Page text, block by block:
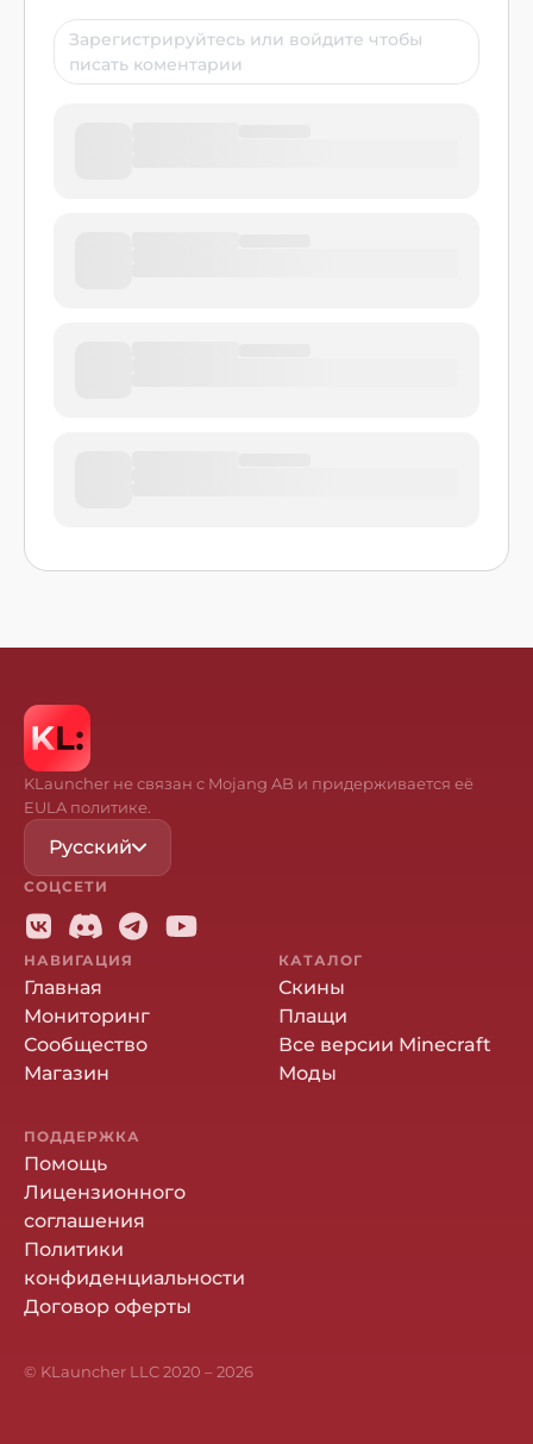
KLauncher не связан с Mojang AB и придерживается её
EULA политике.
Русский
СОЦСЕТИ
НАВИГАЦИЯ
Главная
Мониторинг
Сообщество
Магазин
КАТАЛОГ
Скины
Плащи
Все версии Minecraft
Моды
ПОДДЕРЖКА
Помощь
Лицензионного
соглашения
Политики
конфиденциальности
Договор оферты
© KLauncher LLC 2020 –2026